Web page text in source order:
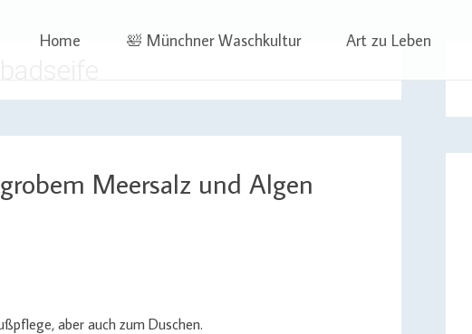
| Sophia Wagner
to
Home 🛀 Münchner Waschkultur Art zu Leben
Meersalz und Algen
aber auch zum Duschen.